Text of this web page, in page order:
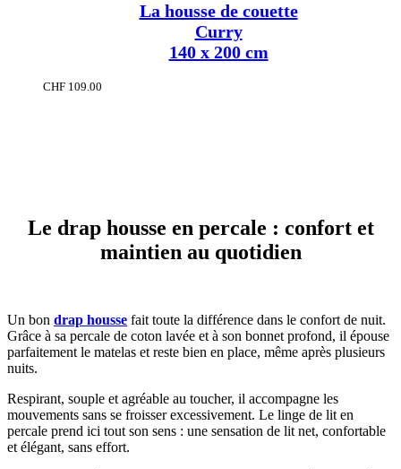
La housse de couette
Curry
140 x 200 cm
CHF 109.00
Le drap housse en percale : confort et
maintien au quotidien
Un bon drap housse fait toute la différence dans le confort de nuit.
Grâce à sa percale de coton lavée et à son bonnet profond, il épouse
parfaitement le matelas et reste bien en place, même après plusieurs
nuits.
Respirant, souple et agréable au toucher, il accompagne les
mouvements sans se froisser excessivement. Le linge de lit en
percale prend ici tout son sens : une sensation de lit net, confortable
et élégant, sans effort.